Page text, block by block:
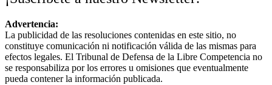
Advertencia:
La publicidad de las resoluciones contenidas en este sitio, no
constituye comunicación ni notificación válida de las mismas para
efectos legales. El Tribunal de Defensa de la Libre Competencia no
se responsabiliza por los errores u omisiones que eventualmente
pueda contener la información publicada.